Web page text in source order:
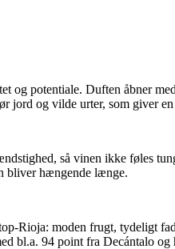
og potentiale. Duften åbner
jord og vilde urter, som giver
så vinen ikke føles
bliver hængende længe.
Rioja: moden frugt, tydeligt
94 point fra Decántalo og